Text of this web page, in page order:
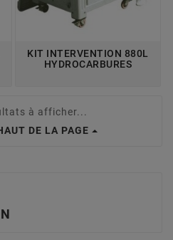
KIT INTERVENTION 880L
HYDROCARBURES
à afficher...
DE LA PAGE